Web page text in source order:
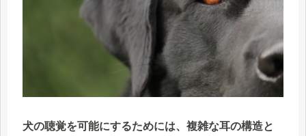
犬の聴覚を可能にするためには、複雑な耳の構造と